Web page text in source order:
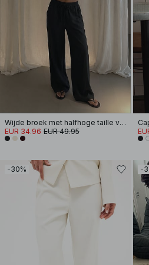
Wijde broek met halfhoge taille van viscosemix
EUR 34.96 EUR 49.95
-30% -